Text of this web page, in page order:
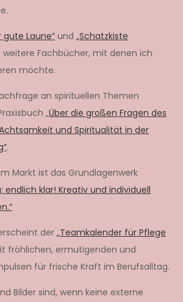
gute Laune“ und „Schatzkiste
weitere Fachbücher, mit denen ich
möchte.
an spirituellen Themen
„Über die großen Fragen des
und Spiritualität in der
.
Markt ist das Grundlagenwerk
endlich klar! Kreativ und individuell
der „Teamkalender für Pflege
fröhlichen, ermutigenden und
für frische Kraft im Berufsalltag.
Bilder sind, wenn keine externe